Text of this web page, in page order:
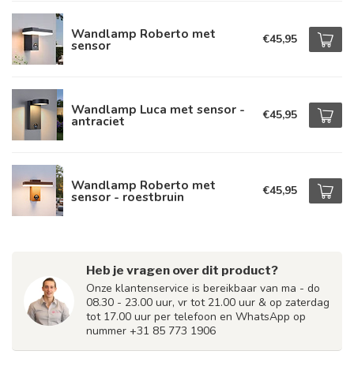
Wandlamp Roberto met
sensor €45,95
Wandlamp Luca met sensor -
antraciet €45,95
Wandlamp Roberto met
sensor - roestbruin €45,95
Heb je vragen over dit product?
Onze klantenservice is bereikbaar van ma - do
08.30 - 23.00 uur, vr tot 21.00 uur & op zaterdag
tot 17.00 uur per telefoon en WhatsApp op
nummer +31 85 773 1906